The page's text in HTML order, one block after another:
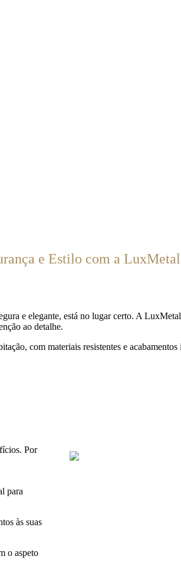
e Estilo com a LuxMetal
e elegante, está no lugar certo. A
ao detalhe.
com materiais resistentes e acabamentos
Por
para
às suas
o aspeto